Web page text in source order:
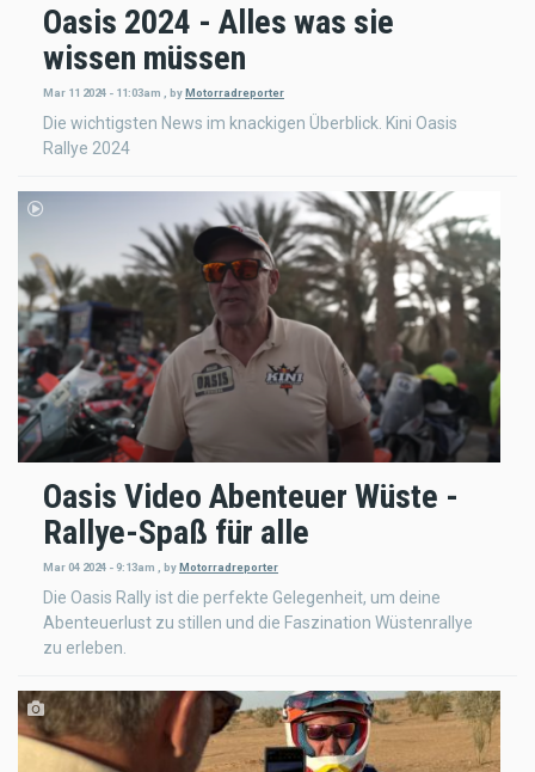
Oasis 2024 - Alles was sie
wissen müssen
Mar 11 2024 - 11:03am , byMotorradreporter
Die wichtigsten News im knackigen Überblick. Kini Oasis
Rallye 2024
Oasis Video Abenteuer Wüste -
Rallye-Spaß für alle
Mar 04 2024 - 9:13am , byMotorradreporter
Die Oasis Rally ist die perfekte Gelegenheit, um deine
Abenteuerlust zu stillen und die Faszination Wüstenrallye
zu erleben.